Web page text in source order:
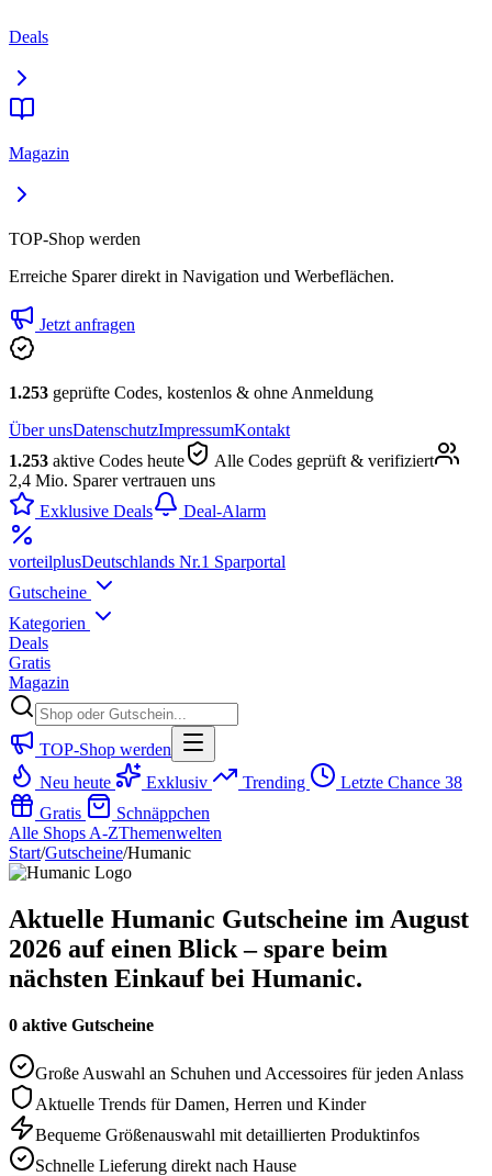
Deals
Magazin
TOP-Shop werden
Erreiche Sparer direkt in Navigation und Werbeflächen.
Jetzt anfragen
1.253 geprüfte Codes, kostenlos & ohne Anmeldung
Über unsDatenschutzImpressumKontakt
1.253 aktive Codes heute
Alle Codes geprüft & verifiziert
2,4 Mio. Sparer vertrauen uns
Exklusive Deals
Deal-Alarm
vorteilplusDeutschlands Nr.1 Sparportal
Gutscheine
Kategorien
Deals
Gratis
Magazin
TOP-Shop werden
Neu heute
Exklusiv Trending Letzte Chance 38
Gratis
Schnäppchen
Alle Shops A-ZThemenwelten
Start/Gutscheine/Humanic
Aktuelle Humanic Gutscheine im August
2026 auf einen Blick – spare beim
nächsten Einkauf bei Humanic.
0 aktive Gutscheine
Große Auswahl an Schuhen und Accessoires für jeden Anlass
Aktuelle Trends für Damen, Herren und Kinder
Bequeme Größenauswahl mit detaillierten Produktinfos
Schnelle Lieferung direkt nach Hause